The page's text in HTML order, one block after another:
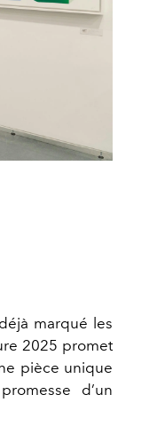
marqué les
2025 promet
pièce unique
d’un